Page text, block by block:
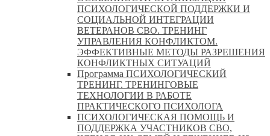
ПСИХОЛОГИЧЕСКОЙ ПОДДЕРЖКИ И
СОЦИАЛЬНОЙ ИНТЕГРАЦИИ
ВЕТЕРАНОВ СВО. ТРЕНИНГ
УПРАВЛЕНИЯ КОНФЛИКТОМ.
ЭФФЕКТИВНЫЕ МЕТОДЫ РАЗРЕШЕНИЯ
КОНФЛИКТНЫХ СИТУАЦИЙ
Программа ПСИХОЛОГИЧЕСКИЙ
ТРЕНИНГ. ТРЕНИНГОВЫЕ
ТЕХНОЛОГИИ В РАБОТЕ
ПРАКТИЧЕСКОГО ПСИХОЛОГА
ПСИХОЛОГИЧЕСКАЯ ПОМОЩЬ И
ПОДДЕРЖКА УЧАСТНИКОВ СВО,